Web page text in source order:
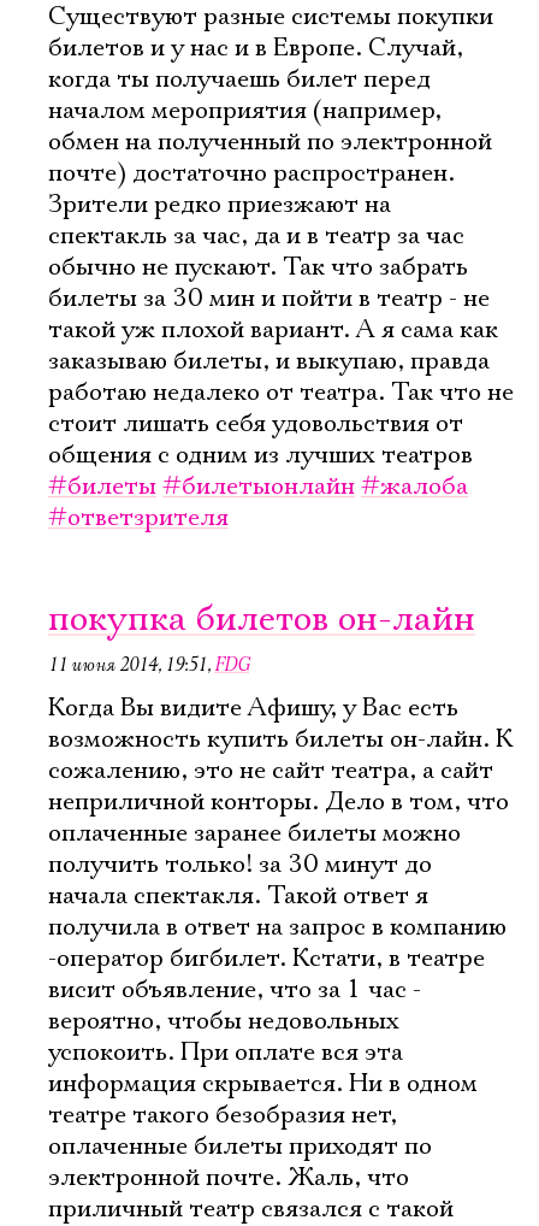
Существуют разные системы покупки
билетов и у нас и в Европе. Случай,
когда ты получаешь билет перед
началом мероприятия (например,
обмен на полученный по электронной
почте) достаточно распространен.
Зрители редко приезжают на
спектакль за час, да и в театр за час
обычно не пускают. Так что забрать
билеты за 30 мин и пойти в театр - не
такой уж плохой вариант. А я сама как
заказываю билеты, и выкупаю, правда
работаю недалеко от театра. Так что не
стоит лишать себя удовольствия от
общения с одним из лучших театров
#билеты#билетыонлайн#жалоба
#ответзрителя
покупка билетов он-лайн
11 июня 2014, 19:51,FDG
Когда Вы видите Афишу, у Вас есть
возможность купить билеты он-лайн. К
сожалению, это не сайт театра, а сайт
неприличной конторы. Дело в том, что
оплаченные заранее билеты можно
получить только! за 30 минут до
начала спектакля. Такой ответ я
получила в ответ на запрос в компанию
-оператор бигбилет. Кстати, в театре
висит объявление, что за 1 час -
вероятно, чтобы недовольных
успокоить. При оплате вся эта
информация скрывается. Ни в одном
театре такого безобразия нет,
оплаченные билеты приходят по
электронной почте. Жаль, что
приличный театр связался с такой